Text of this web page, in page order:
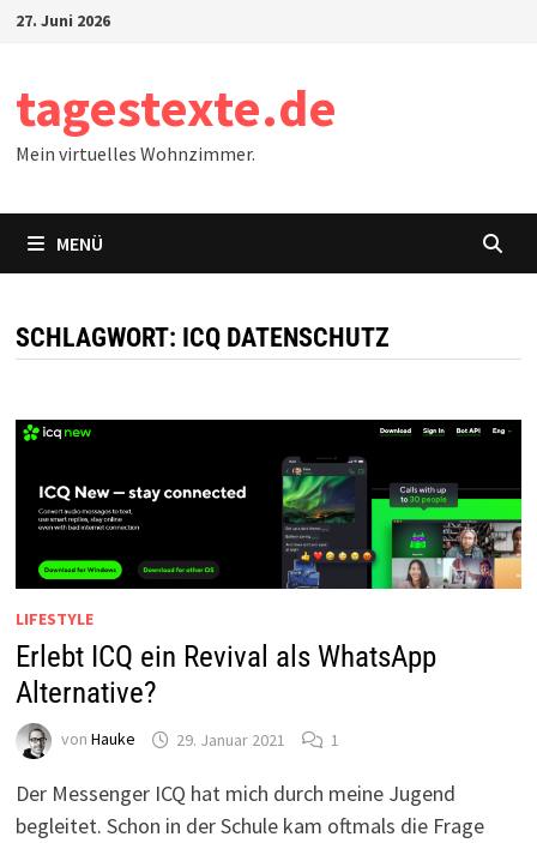
Zum27. Juni 2026
tagestexte.de
Mein virtuelles Wohnzimmer.
MENÜ
SCHLAGWORT: ICQ DATENSCHUTZ
LIFESTYLE
Erlebt ICQ ein Revival als WhatsApp
Alternative?
von Hauke 29. Januar 2021 1
Der Messenger ICQ hat mich durch meine Jugend
begleitet. Schon in der Schule kam oftmals die Frage